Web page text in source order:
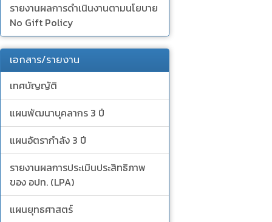
รายงานผลการดำเนินงานตามนโยบาย
No Gift Policy
เอกสาร/รายงาน
เทศบัญญัติ
แผนพัฒนาบุคลากร 3 ปี
แผนอัตรากำลัง 3 ปี
รายงานผลการประเมินประสิทธิภาพ
ของ อปท. (LPA)
แผนยุทธศาสตร์